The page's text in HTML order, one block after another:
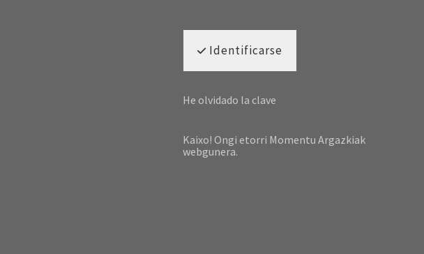
Identificarse
He olvidado la clave
Kaixo! Ongi etorri Momentu Argazkiak
webgunera.